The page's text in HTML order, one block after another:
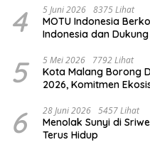
4 5 Juni 2026 8375 Lihat
MOTU Indonesia
Indonesia dan
5 5 Mei 2026 7792 Lihat
Kota Malang Borong
2026, Komitmen
6 28 Juni 2026 5457 Lihat
Menolak Sunyi di
Terus Hidup